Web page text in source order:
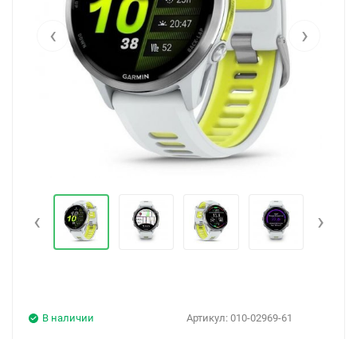
‹ ›
‹ ›
Артикул: 010-02969-61
В наличии